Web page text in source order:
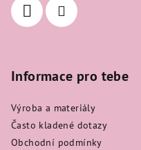
Informace pro tebe
Výroba a materiály
Často kladené dotazy
Obchodní podmínky